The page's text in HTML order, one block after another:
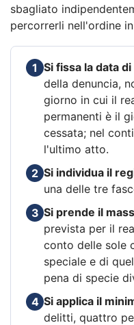
sbagliato
percorrerli nell'ordine
1 Si fissa la data
della denuncia,
giorno in cui il
permanenti è il
cessata; nel
l'ultimo atto.
2 Si individua il
una delle tre
3 Si prende il
prevista per il
conto delle sole
speciale e di
pena di specie
4 Si applica il
delitti, quattro